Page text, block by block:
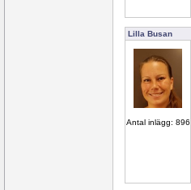
Lilla Busan
Antal inlägg: 896